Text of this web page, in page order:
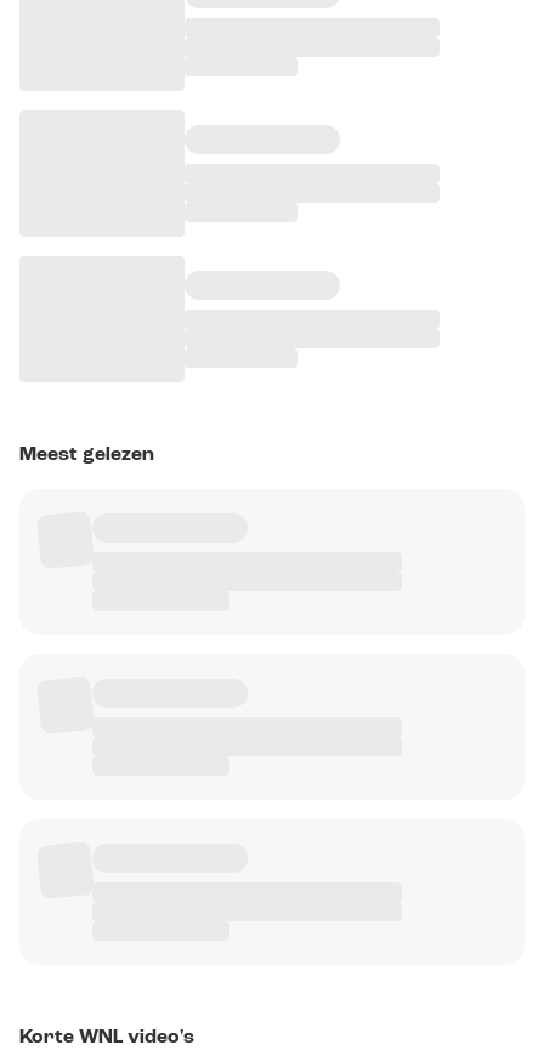
Meest gelezen
Korte WNL video's